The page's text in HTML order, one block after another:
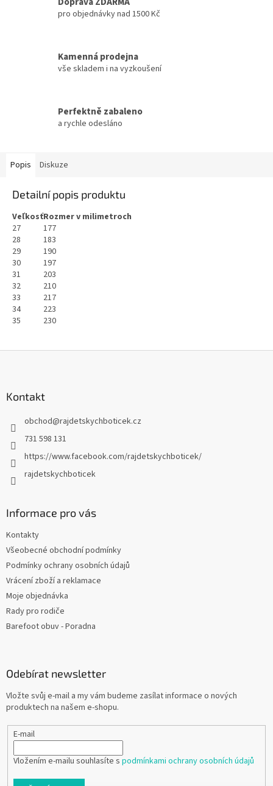
pro objednávky nad 1500 Kč
Kamenná prodejna
vše skladem i na vyzkoušení
Perfektně zabaleno
a rychle odesláno
Popis Diskuze
Detailní popis produktu
VeľkosťRozmer v milimetroch
27
177
28
183
29
190
30
197
31
203
32
210
33
217
34
223
35
230
Kontakt
obchod@rajdetskychboticek.cz
731 598 131
https://www.facebook.com/rajdetskychboticek/
rajdetskychboticek
Informace pro vás
Kontakty
Všeobecné obchodní podmínky
Podmínky ochrany osobních údajů
Vrácení zboží a reklamace
Moje objednávka
Rady pro rodiče
Barefoot obuv - Poradna
Odebírat newsletter
Vložte svůj e-mail a my vám budeme zasílat informace o nových
produktech na našem e-shopu.
E-mail
Vložením e-mailu souhlasíte s podmínkami ochrany osobních údajů